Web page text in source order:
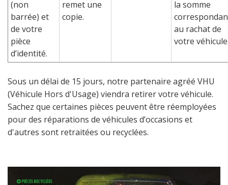
(non
barrée) et
de votre
pièce
d’identité.
remet une
copie.
la somme
au rachat de
votre
Sous un délai de 15 jours, notre partenaire agréé VHU
(Véhicule Hors d'Usage) viendra retirer votre véhicule.
Sachez que certaines pièces peuvent être réemployées
pour des réparations de véhicules d’occasions et
d'autres sont retraitées ou recyclées.